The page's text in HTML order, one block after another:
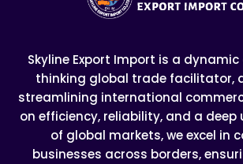
Skyline Export Import is a
thinking global trade facilitator,
streamlining international
on efficiency, reliability, and a
of global markets, we excel in
businesses across borders,